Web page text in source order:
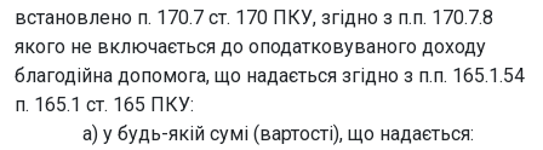
встановлено п. 170.7 ст. 170 ПКУ, згідно з п.п. 170.7.8
якого не включається до оподатковуваного доходу
благодійна допомога, що надається згідно з п.п. 165.1.54
п. 165.1 ст. 165 ПКУ:
а) у будь-якій сумі (вартості), що надається: